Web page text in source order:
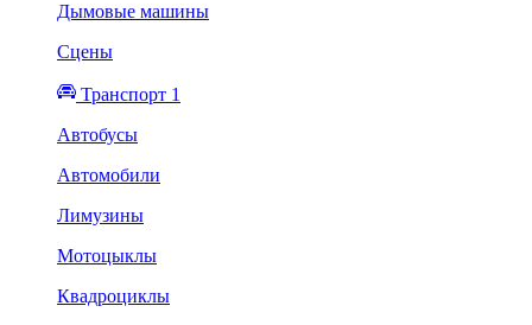
Дымовые машины
Сцены
Транспорт 1
Автобусы
Автомобили
Лимузины
Мотоцыклы
Квадроциклы